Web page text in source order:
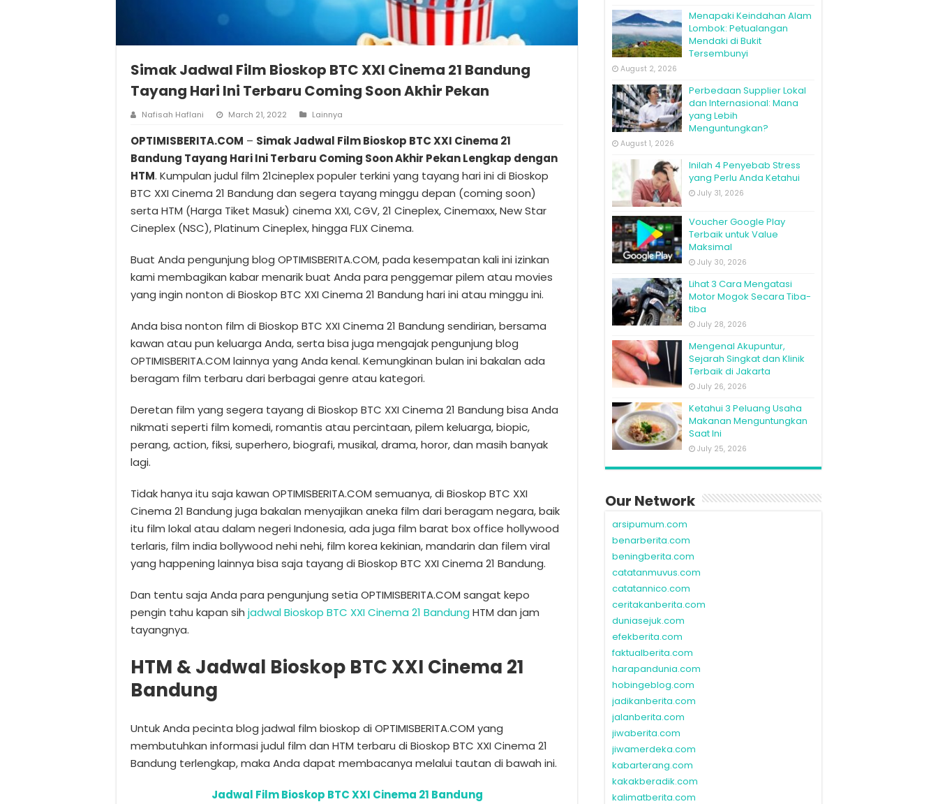
Simak Jadwal Film Bioskop BTC XXI Cinema 21 Bandung
Tayang Hari Ini Terbaru Coming Soon Akhir Pekan
Nafisah Haflani March 21, 2022 Lainnya
OPTIMISBERITA.COM – Simak Jadwal Film Bioskop BTC XXI Cinema 21
Bandung Tayang Hari Ini Terbaru Coming Soon Akhir Pekan Lengkap dengan
HTM. Kumpulan judul film 21cineplex populer terkini yang tayang hari ini di Bioskop
BTC XXI Cinema 21 Bandung dan segera tayang minggu depan (coming soon)
serta HTM (Harga Tiket Masuk) cinema XXI, CGV, 21 Cineplex, Cinemaxx, New Star
Cineplex (NSC), Platinum Cineplex, hingga FLIX Cinema.
Buat Anda pengunjung blog OPTIMISBERITA.COM, pada kesempatan kali ini izinkan
kami membagikan kabar menarik buat Anda para penggemar pilem atau movies
yang ingin nonton di Bioskop BTC XXI Cinema 21 Bandung hari ini atau minggu ini.
Anda bisa nonton film di Bioskop BTC XXI Cinema 21 Bandung sendirian, bersama
kawan atau pun keluarga Anda, serta bisa juga mengajak pengunjung blog
OPTIMISBERITA.COM lainnya yang Anda kenal. Kemungkinan bulan ini bakalan ada
beragam film terbaru dari berbagai genre atau kategori.
Deretan film yang segera tayang di Bioskop BTC XXI Cinema 21 Bandung bisa Anda
nikmati seperti film komedi, romantis atau percintaan, pilem keluarga, biopic,
perang, action, fiksi, superhero, biografi, musikal, drama, horor, dan masih banyak
lagi.
Tidak hanya itu saja kawan OPTIMISBERITA.COM semuanya, di Bioskop BTC XXI
Cinema 21 Bandung juga bakalan menyajikan aneka film dari beragam negara, baik
itu film lokal atau dalam negeri Indonesia, ada juga film barat box office hollywood
terlaris, film india bollywood nehi nehi, film korea kekinian, mandarin dan filem viral
yang happening lainnya bisa saja tayang di Bioskop BTC XXI Cinema 21 Bandung.
Dan tentu saja Anda para pengunjung setia OPTIMISBERITA.COM sangat kepo
pengin tahu kapan sih jadwal Bioskop BTC XXI Cinema 21 Bandung HTM dan jam
tayangnya.
HTM & Jadwal Bioskop BTC XXI Cinema 21
Bandung
Untuk Anda pecinta blog jadwal film bioskop di OPTIMISBERITA.COM yang
membutuhkan informasi judul film dan HTM terbaru di Bioskop BTC XXI Cinema 21
Bandung terlengkap, maka Anda dapat membacanya melalui tautan di bawah ini.
Jadwal Film Bioskop BTC XXI Cinema 21 Bandung
Menapaki Keindahan Alam
Lombok: Petualangan
Mendaki di Bukit
Tersembunyi
August 2, 2026
Perbedaan Supplier Lokal
dan Internasional: Mana
yang Lebih
Menguntungkan?
August 1, 2026
Inilah 4 Penyebab Stress
yang Perlu Anda Ketahui
July 31, 2026
Voucher Google Play
Terbaik untuk Value
Maksimal
July 30, 2026
Lihat 3 Cara Mengatasi
Motor Mogok Secara Tiba-
tiba
July 28, 2026
Mengenal Akupuntur,
Sejarah Singkat dan Klinik
Terbaik di Jakarta
July 26, 2026
Ketahui 3 Peluang Usaha
Makanan Menguntungkan
Saat Ini
July 25, 2026
Our Network
arsipumum.com
benarberita.com
beningberita.com
catatanmuvus.com
catatannico.com
ceritakanberita.com
duniasejuk.com
efekberita.com
faktualberita.com
harapandunia.com
hobingeblog.com
jadikanberita.com
jalanberita.com
jiwaberita.com
jiwamerdeka.com
kabarterang.com
kakakberadik.com
kalimatberita.com